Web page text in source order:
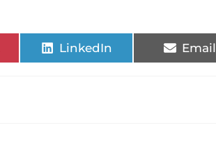
LinkedIn Email